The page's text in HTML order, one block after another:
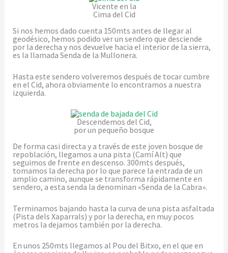
Vicente en la
Cima del Cid
Si nos hemos dado cuenta 150mts antes de llegar al
geodésico, hemos podido ver un sendero que desciende
por la derecha y nos devuelve hacia el interior de la sierra,
es la llamada Senda de la Mullonera.
Hasta este sendero volveremos después de tocar cumbre
en el Cid, ahora obviamente lo encontramos a nuestra
izquierda.
Descendemos del Cid,
por un pequeño bosque
De forma casi directa y a través de este joven bosque de
repoblación, llegamos a una pista (Camí Alt) que
seguimos de frente en descenso. 300mts después,
tomamos la derecha por lo que parece la entrada de un
amplio camino, aunque se transforma rápidamente en
sendero, a esta senda la denominan «Senda de la Cabra».
Terminamos bajando hasta la curva de una pista asfaltada
(Pista dels Xaparrals) y por la derecha, en muy pocos
metros la dejamos también por la derecha.
En unos 250mts llegamos al Pou del Bitxo, en el que en